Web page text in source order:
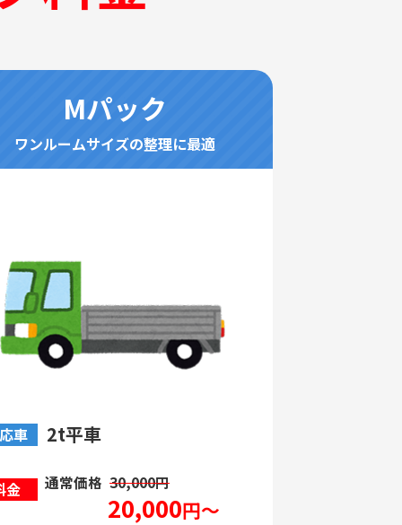
Mパック
ワンルームサイズの整理に最適
車 2t平車
金 通常価格 30,000円
20,000円～